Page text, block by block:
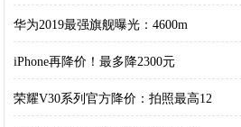
华为2019最强旗舰曝光：4600m
iPhone再降价！最多降2300元
荣耀V30系列官方降价：拍照最高12